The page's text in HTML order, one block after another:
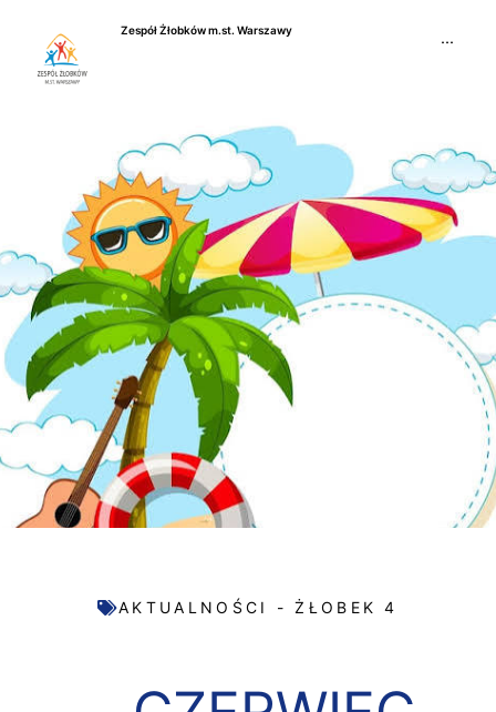
Zespół Żłobków m.st. Warszawy
···
AKTUALNOŚCI - ŻŁOBEK 4